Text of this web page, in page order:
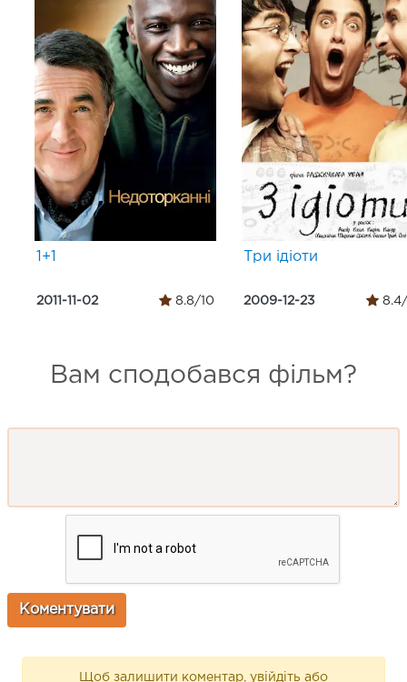
1+1
2011-11-02 8.8/10
Три ідіоти
2009-12-23 8.4/
Вам сподобався фільм?
Щоб залишити коментар, увійдіть або